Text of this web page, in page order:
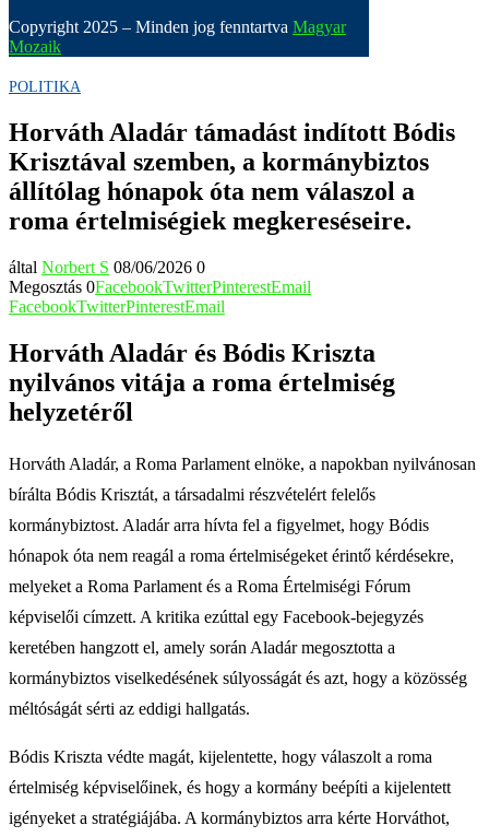
Copyright 2025 – Minden jog fenntartva Magyar
Mozaik
POLITIKA
Horváth Aladár támadást indított Bódis
Krisztával szemben, a kormánybiztos
állítólag hónapok óta nem válaszol a
roma értelmiségiek megkereséseire.
által Norbert S 08/06/2026 0
Megosztás 0FacebookTwitterPinterestEmail
FacebookTwitterPinterestEmail
Horváth Aladár és Bódis Kriszta
nyilvános vitája a roma értelmiség
helyzetéről
Horváth Aladár, a Roma Parlament elnöke, a napokban nyilvánosan
bírálta Bódis Krisztát, a társadalmi részvételért felelős
kormánybiztost. Aladár arra hívta fel a figyelmet, hogy Bódis
hónapok óta nem reagál a roma értelmiségeket érintő kérdésekre,
melyeket a Roma Parlament és a Roma Értelmiségi Fórum
képviselői címzett. A kritika ezúttal egy Facebook-bejegyzés
keretében hangzott el, amely során Aladár megosztotta a
kormánybiztos viselkedésének súlyosságát és azt, hogy a közösség
méltóságát sérti az eddigi hallgatás.
Bódis Kriszta védte magát, kijelentette, hogy válaszolt a roma
értelmiség képviselőinek, és hogy a kormány beépíti a kijelentett
igényeket a stratégiájába. A kormánybiztos arra kérte Horváthot,